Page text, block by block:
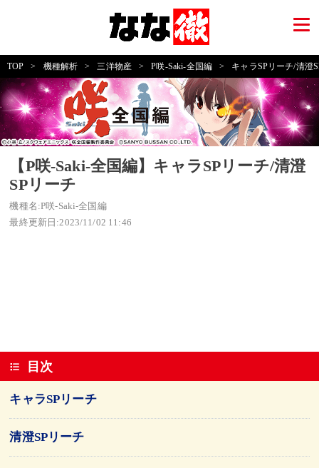
TOP > 機種解析 > 三洋物産 > P咲-Saki-全国編 > キャラSPリーチ/清澄
【P咲-Saki-全国編】キャラSPリーチ/清澄
SPリーチ
機種名:P咲-Saki-全国編
最終更新日:2023/11/02 11:46
目次
キャラSPリーチ
清澄SPリーチ